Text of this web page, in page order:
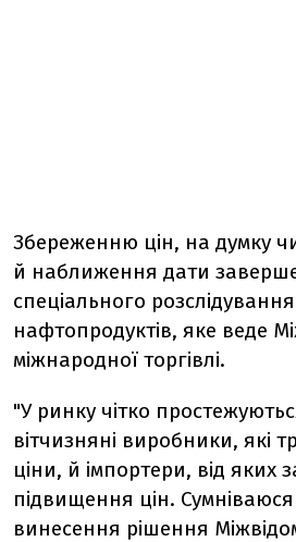
Збереженню цін, на думку
й наближення дати
спеціального
нафтопродуктів, яке веде
міжнародної торгівлі.
"У ринку чітко
вітчизняні виробники, які
ціни, й імпортери, від яких
підвищення цін.
винесення рішення